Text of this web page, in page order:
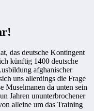
das deutsche Kontingent
künftig 1400 deutsche
afghanischer
uns allerdings die Frage
Muselmanen da unten sein
Jahren ununterbrochener
alleine um das Training